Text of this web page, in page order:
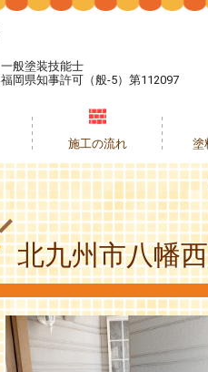
一般塗装技能士
福岡県知事許可（般-5）第112097
施工の流れ 塗
北九州市八幡